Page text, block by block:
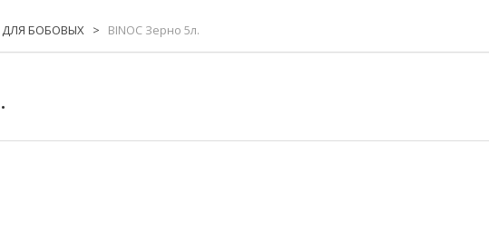
БОБОВЫХ > BINOC Зерно 5л.